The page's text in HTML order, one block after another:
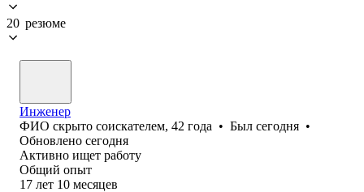
20 резюме
Инженер
ФИО скрыто соискателем, 42 года • Был сегодня •
Обновлено сегодня
Активно ищет работу
Общий опыт
17 лет 10 месяцев